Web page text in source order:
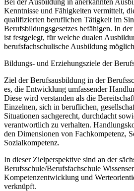
Kenntnisse und Fähigkeiten vermittelt,
qualifizierten beruflichen Tätigkeit im
Berufsbildungsgesetzes befähigen. In
ist festgelegt, für welche dualen
berufsfachschulische Ausbildung
Bildungs- und Erziehungsziele der
Ziel der Berufsausbildung in der
es, die Entwicklung umfassender
Diese wird verstanden als die
Einzelnen, sich in beruflichen,
Situationen sachgerecht, durchdacht
verantwortlich zu verhalten.
den Dimensionen von Fachkompetenz,
Sozialkompetenz.
In dieser Zielperspektive sind an der
Berufsschule/Berufsfachschule
Kompetenzentwicklung und
verknüpft.